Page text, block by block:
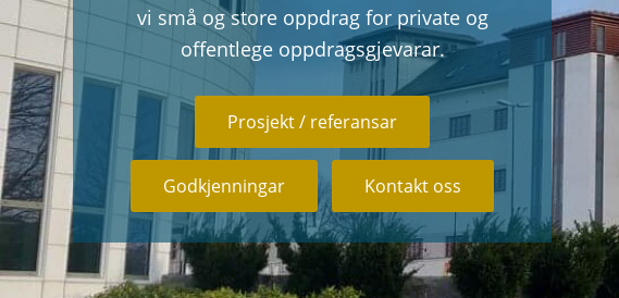
vi små og store oppdrag for private og
offentlege oppdragsgjevarar.
Prosjekt / referansar
Godkjenningar Kontakt oss